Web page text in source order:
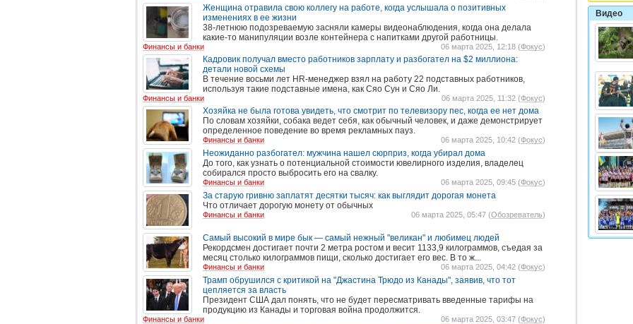
Женщина отравила свою коллегу на работе, когда услышала о позитивных
изменениях в ее жизни
38-летнюю подозреваемую засняли камеры видеонаблюдения, когда она делала
какие-то манипуляции возле контейнера с напитками другой работницы.
Финансы и банки 06 марта 2025, 12:18 (Фокус)
Кадровик получал вместо работников зарплату и разбогател на $2 миллиона:
детали новой схемы
В течение восьми лет HR-менеджер взял на работу 22 подставных работников,
используя такие подставные имена, как Сяо Сун и Сяо Ли.
Финансы и банки 06 марта 2025, 11:32 (Фокус)
Хозяйка не была готова увидеть, что смотрит по телевизору пес, когда ее нет дома
По словам хозяйки, собака ведет себя, как обычный человек, и даже демонстрирует
определенное поведение во время рекламных пауз.
Финансы и банки 06 марта 2025, 10:42 (Фокус)
Неожиданно разбогател: мужчина нашел сюрприз, когда убирал дома
До того, как узнать о потенциальной стоимости ювелирного изделия, владелец
собирался просто выбросить его на свалку.
Финансы и банки 06 марта 2025, 09:45 (Фокус)
За старую гривню заплатят десятки тысяч: как выглядит дорогая монета
Что отличает дорогую монету от обычных
Финансы и банки 06 марта 2025, 05:47 (Обозреватель)
Самый высокий в мире бык — самый нежный "великан" и любимец людей
Рекордсмен достигает почти 2 метра ростом и весит 1133,9 килограммов, съедая за
месяц столько килограммов пищи, сколько достигает его вес. В то ж...
Финансы и банки 06 марта 2025, 04:42 (Фокус)
Трамп обрушился с критикой на "Джастина Трюдо из Канады", заявив, что тот
цепляется за власть
Президент США дал понять, что не будет пересматривать введенные тарифы на
продукцию из Канады и торговая война продолжится.
Финансы и банки 06 марта 2025, 03:47 (Фокус)
Видео